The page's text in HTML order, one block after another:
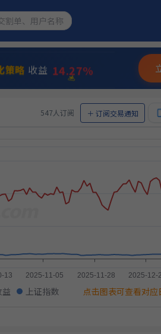
💫
⭐
收益 255.22%
547人订阅 ＋ 订阅交易通知
益 上证指数 点击图表可查看对应